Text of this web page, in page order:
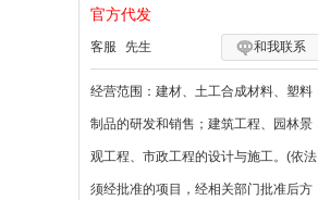
官方代发
客服 先生 和我联系
经营范围： 建材、土工合成材料、塑料
制品的研发和销售；建筑工程、园林景
观工程、市政工程的设计与施工。(依法
须经批准的项目，经相关部门批准后方